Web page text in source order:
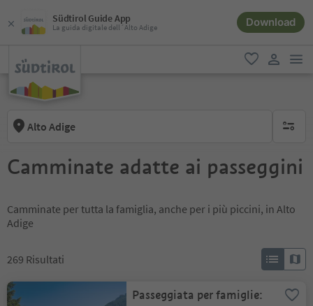
Südtirol Guide App
La guida digitale dell´Alto Adige Download
favoriti
Alto Adige
Camminate adatte ai passeggini
Camminate per tutta la famiglia, anche per i più piccini, in Alto
Adige
269 Risultati
Passeggiata per famiglie: